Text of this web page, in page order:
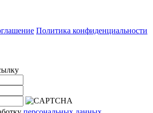
Политика конфиденциальности